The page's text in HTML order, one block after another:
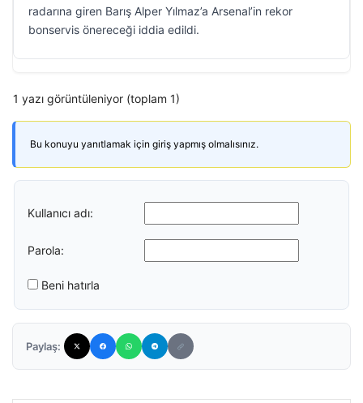
radarına giren Barış Alper Yılmaz’a Arsenal’in rekor
bonservis önereceği iddia edildi.
1 yazı görüntüleniyor (toplam 1)
Bu konuyu yanıtlamak için giriş yapmış olmalısınız.
Kullanıcı adı:
Parola:
Beni hatırla
Paylaş: